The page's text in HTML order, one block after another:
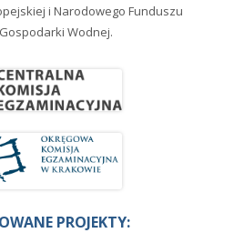
i Narodowego Funduszu
Wodnej.
PROJEKTY: